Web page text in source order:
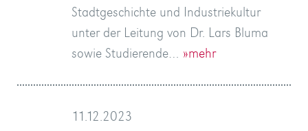
Stadtgeschichte und Industriekultur
unter der Leitung von Dr. Lars Bluma
sowie Studierende… »mehr
11.12.2023